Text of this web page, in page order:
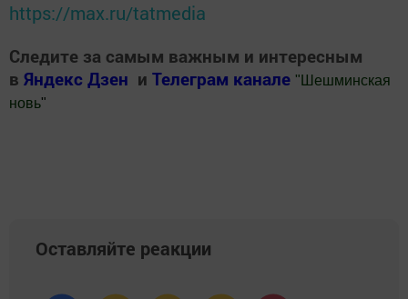
https://max.ru/tatmedia
Следите за самым важным и интересным
в Яндекс Дзен и Телеграм канале " Шешминская
новь"
Оставляйте реакции